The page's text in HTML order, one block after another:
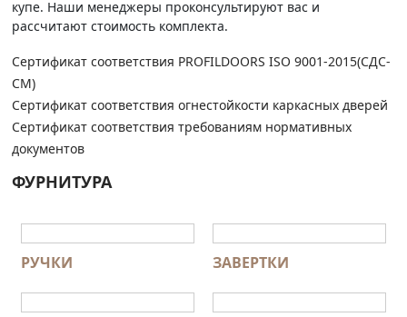
купе. Наши менеджеры проконсультируют вас и
рассчитают стоимость комплекта.
Сертификат соответствия PROFILDOORS ISO 9001-2015(СДС-
СМ)
Сертификат соответствия огнестойкости каркасных дверей
Сертификат соответствия требованиям нормативных
документов
ФУРНИТУРА
РУЧКИ ЗАВЕРТКИ